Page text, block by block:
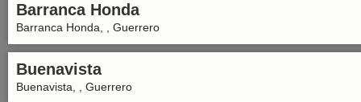
Barranca Honda
Barranca Honda, , Guerrero
Buenavista
Buenavista, , Guerrero